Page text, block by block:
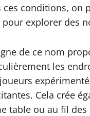
conditions, on
explorer des
de ce nom
les
Cela crée
table ou au fil des